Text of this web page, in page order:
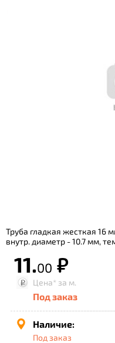
Труба гладкая жесткая 16
внутр. диаметр - 10.7 мм,
11.00 р.
Цена* за м.
Под заказ
Наличие:
Под заказ